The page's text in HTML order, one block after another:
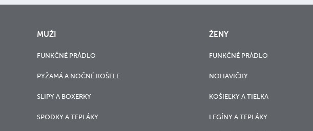
MUŽI
FUNKČNÉ PRÁDLO
PYŽAMÁ A NOČNÉ KOŠELE
SLIPY A BOXERKY
SPODKY A TEPLÁKY
ŽENY
FUNKČNÉ PRÁDLO
NOHAVIČKY
KOŠIEĽKY A TIELKA
LEGÍNY A TEPLÁKY